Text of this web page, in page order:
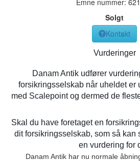
Solgt
Kontakt
Vurderinger
Danam Antik udfører
forsikringsselskab når uheldet er
med Scalepoint og dermed de
Skal du have foretaget en
dit forsikringsselskab, som så kan
en vurdering for
Danam Antik har nu normale